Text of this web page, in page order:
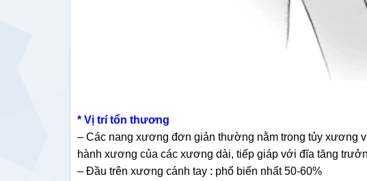
* Vị trí tổn thương
– Các nang xương đơn giản thường nằm trong tủy xương
hành xương của các xương dài, tiếp giáp với đĩa tăng
– Đầu trên xương cánh tay : phổ biến nhất 50-60%